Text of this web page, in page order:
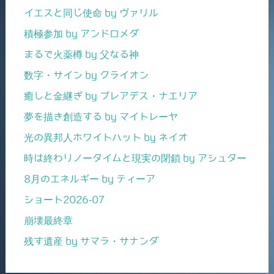
イエスと同じ使命 by ヴァリル
積極参加 by アンドロメダ
まるで火薬樽 by 父なる神
数字・サイン by クライオン
癒しと金継ぎ by プレアデス・ナエリア
夢を描き創造する by マイトレーヤ
光の異邦人ホワイトハット by ネイオ
時は終わりノータイムと現実の閉鎖 by アシュター
8月のエネルギー by ティーア
ショート2026-07
崩壊最終章
残す遺産 by サマラ・サナンダ